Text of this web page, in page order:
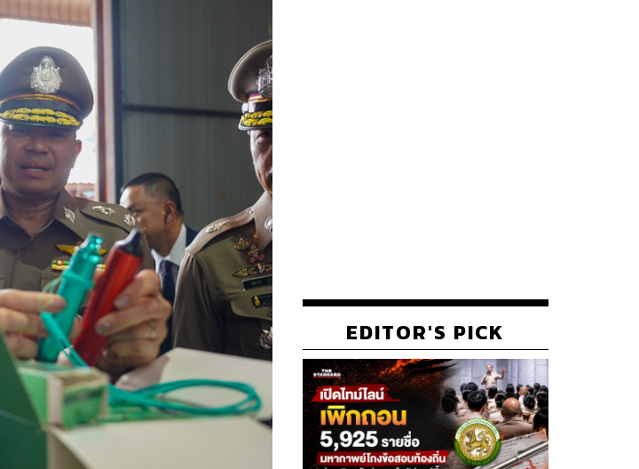
EDITOR'S PICK